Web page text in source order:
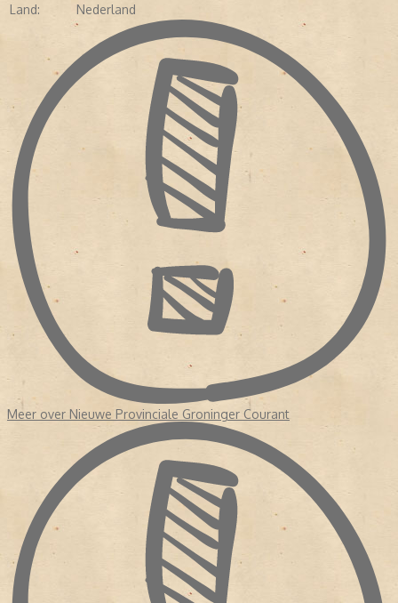
Land:
Nederland
Meer over Nieuwe Provinciale Groninger Courant